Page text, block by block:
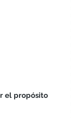
el propósito